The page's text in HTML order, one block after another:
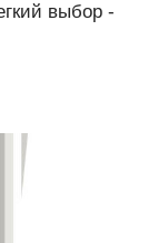
выбор -